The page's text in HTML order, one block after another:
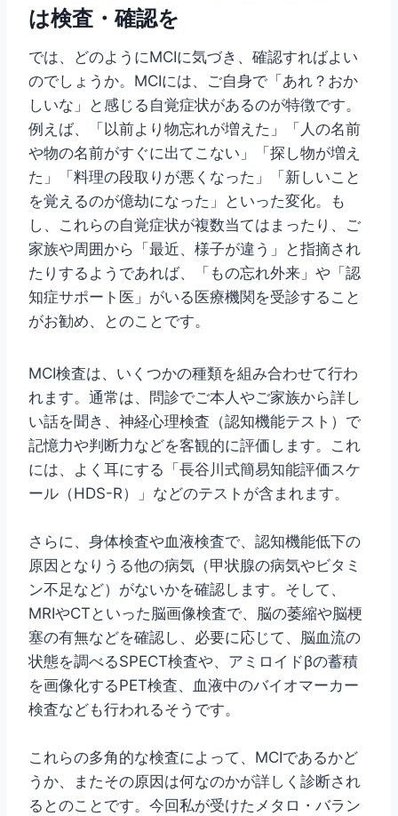
は検査・確認を
では、どのようにMCIに気づき、確認すればよい
のでしょうか。MCIには、ご自身で「あれ？おか
しいな」と感じる自覚症状があるのが特徴です。
例えば、「以前より物忘れが増えた」「人の名前
や物の名前がすぐに出てこない」「探し物が増え
た」「料理の段取りが悪くなった」「新しいこと
を覚えるのが億劫になった」といった変化。も
し、これらの自覚症状が複数当てはまったり、ご
家族や周囲から「最近、様子が違う」と指摘され
たりするようであれば、「もの忘れ外来」や「認
知症サポート医」がいる医療機関を受診すること
がお勧め、とのことです。
MCI検査は、いくつかの種類を組み合わせて行わ
れます。通常は、問診でご本人やご家族から詳し
い話を聞き、神経心理検査（認知機能テスト）で
記憶力や判断力などを客観的に評価します。これ
には、よく耳にする「長谷川式簡易知能評価スケ
ール（HDS-R）」などのテストが含まれます。
さらに、身体検査や血液検査で、認知機能低下の
原因となりうる他の病気（甲状腺の病気やビタミ
ン不足など）がないかを確認します。そして、
MRIやCTといった脳画像検査で、脳の萎縮や脳梗
塞の有無などを確認し、必要に応じて、脳血流の
状態を調べるSPECT検査や、アミロイドβの蓄積
を画像化するPET検査、血液中のバイオマーカー
検査なども行われるそうです。
これらの多角的な検査によって、MCIであるかど
うか、またその原因は何なのかが詳しく診断され
るとのことです。今回私が受けたメタロ・バラン